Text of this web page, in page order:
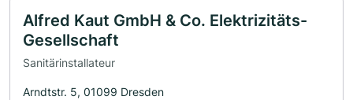
Alfred Kaut GmbH & Co. Elektrizitäts-
Gesellschaft
Sanitärinstallateur
Arndtstr. 5, 01099 Dresden